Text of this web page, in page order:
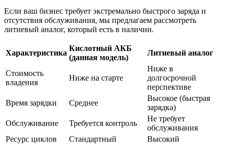
Если ваш бизнес требует экстремально быстрого заряда и
отсутствия обслуживания, мы предлагаем рассмотреть
литиевый аналог, который есть в наличии.
Характеристика
Кислотный АКБ
(данная модель)
Литиевый аналог
Стоимость
владения
Ниже на старте
Ниже в
долгосрочной
перспективе
Время зарядки
Среднее
Высокое (быстрая
зарядка)
Обслуживание
Требуется контроль
Не требует
обслуживания
Ресурс циклов
Стандартный Высокий